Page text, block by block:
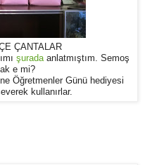
ÇANTALAR
şuradaanlatmıştım. Semoş
e mi?
Öğretmenler Günü hediyesi
kullanırlar.